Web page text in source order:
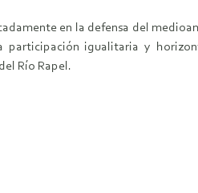
en la defensa del
participación igualitaria y
Río Rapel.